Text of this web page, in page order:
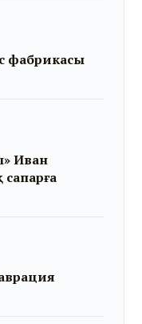
фабрикасы
Иван